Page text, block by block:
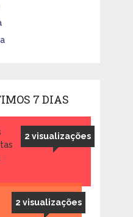
7 DIAS
2 visualizações
2 visualizações